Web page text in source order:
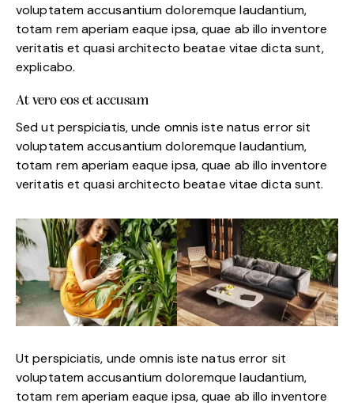
voluptatem accusantium doloremque laudantium,
totam rem aperiam eaque ipsa, quae ab illo inventore
veritatis et quasi architecto beatae vitae dicta sunt,
explicabo.
At vero eos et accusam
Sed ut perspiciatis, unde omnis iste natus error sit
voluptatem accusantium doloremque laudantium,
totam rem aperiam eaque ipsa, quae ab illo inventore
veritatis et quasi architecto beatae vitae dicta sunt.
Ut perspiciatis, unde omnis iste natus error sit
voluptatem accusantium doloremque laudantium,
totam rem aperiam eaque ipsa, quae ab illo inventore